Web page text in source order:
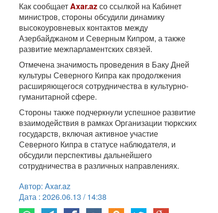
Как сообщаетAxar.azсо ссылкой на Кабинет
министров, стороны обсудили динамику
высокоуровневых контактов между
Азербайджаном и Северным Кипром, а также
развитие межпарламентских связей.
Отмечена значимость проведения в Баку Дней
культуры Северного Кипра как продолжения
расширяющегося сотрудничества в культурно-
гуманитарной сфере.
Стороны также подчеркнули успешное развитие
взаимодействия в рамках Организации тюркских
государств, включая активное участие
Северного Кипра в статусе наблюдателя, и
обсудили перспективы дальнейшего
сотрудничества в различных направлениях.
Автор: Axar.az
Дата : 2026.06.13 / 14:38